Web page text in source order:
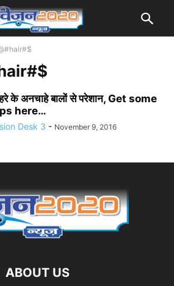
के अनचाहे बालों से परेशान, Get some
here…
Desk 3 - November 9, 2016
ABOUT US